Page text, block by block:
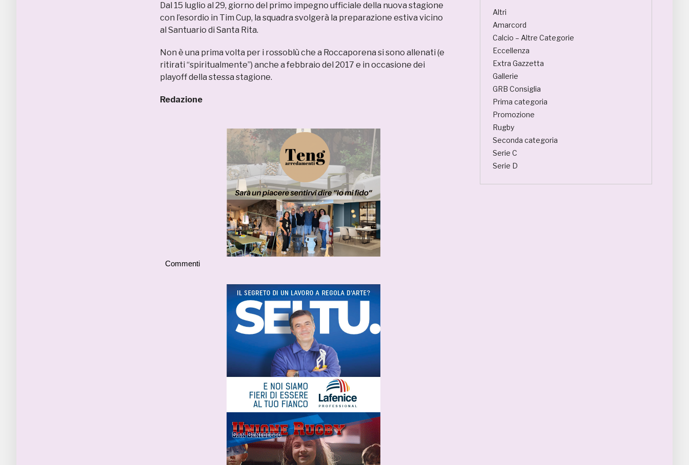
Dal 15 luglio al 29, giorno del primo impegno ufficiale della nuova stagione
con l’esordio in Tim Cup, la squadra svolgerà la preparazione estiva vicino
al Santuario di Santa Rita.
Non è una prima volta per i rossoblù che a Roccaporena si sono allenati (e
ritirati “spiritualmente”) anche a febbraio del 2017 e in occasione dei
playoff della stessa stagione.
Redazione
Commenti
Altri
Amarcord
Calcio – Altre Categorie
Eccellenza
Extra Gazzetta
Gallerie
GRB Consiglia
Prima categoria
Promozione
Rugby
Seconda categoria
Serie C
Serie D